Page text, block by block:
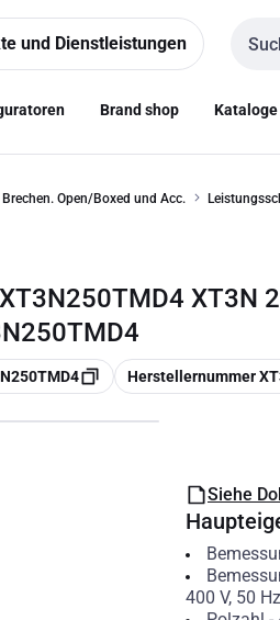
und Dienstleistungen
Brand shop Kataloge
Brechen. Open/Boxed und Acc.
XT3N
Kopieren
Herstellernummer
Siehe
400 V, 50 Hz